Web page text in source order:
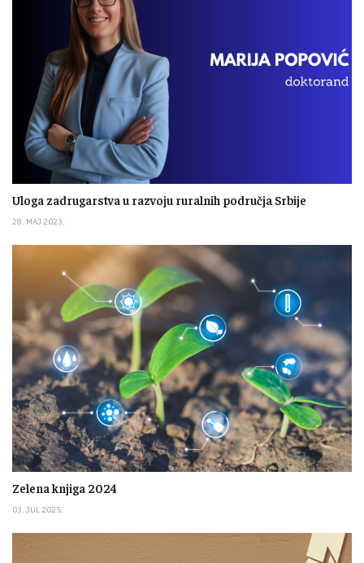
Uloga zadrugarstva u razvoju ruralnih područja Srbije
28. MAJ 2023.
Zelena knjiga 2024
03. JUL 2025.